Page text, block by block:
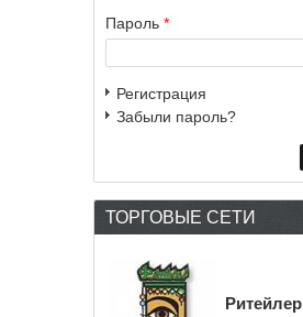
Пароль *
Регистрация
Забыли пароль?
ТОРГОВЫЕ СЕТИ
Ритейлер